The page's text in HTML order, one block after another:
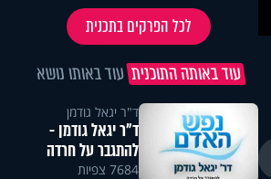
מועדפים
לכל הפרקים בתכנית
עוד באותה התוכנית עוד באותו נושא
ד"ר יגאל גודמן
ד"ר יגאל גודמן -
להתגבר על חרדה
7684 צפיות